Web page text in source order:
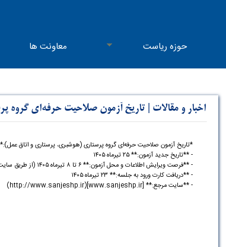
حوزه ریاست معاونت ها
اخبار و مقالات |تاریخ آزمون صلاحیت حرفه‌ای گروه
*تاریخ آزمون صلاحیت حرفه‌ای گروه پرستاری (هوشبری، پرستاری و اتاق عمل):*
- **تاریخ جدید آزمون:** ۲۵ تیرماه ۱۴۰۵
- **فرصت ویرایش اطلاعات و محل آزمون:** ۶ تا ۸ تیرماه ۱۴۰۵ (از طریق سایت سنجش پزشکی)
- **دریافت کارت ورود به جلسه:** ۲۳ تیرماه ۱۴۰۵
- **سایت مرجع:** [www.sanjeshp.ir](http://www.sanjeshp.ir)